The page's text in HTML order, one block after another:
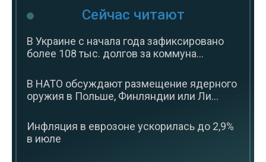
Сейчас читают
В Украине с начала года зафиксировано
более 108 тыс. долгов за коммуна...
В НАТО обсуждают размещение ядерного
оружия в Польше, Финляндии или Ли...
Инфляция в еврозоне ускорилась до 2,9%
в июле